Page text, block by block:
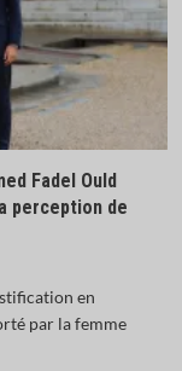
Fadel Ould
perception de
en
par la femme